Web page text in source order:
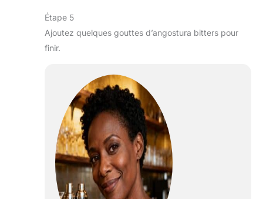
Étape 5
Ajoutez quelques gouttes d’angostura bitters pour
finir.